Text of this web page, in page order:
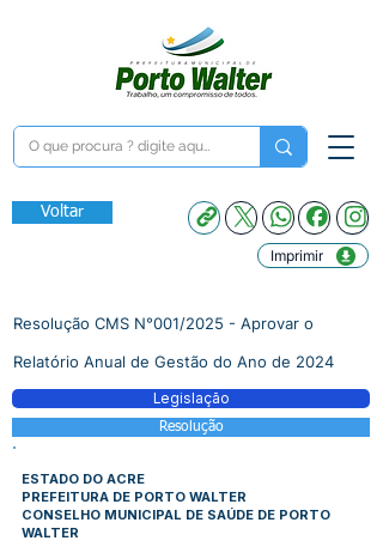
Voltar
Imprimir
Resolução CMS N°001/2025 - Aprovar o
Relatório Anual de Gestão do Ano de 2024
Legislação
Resolução
ESTADO DO ACRE
PREFEITURA DE PORTO WALTER
CONSELHO MUNICIPAL DE SAÚDE DE PORTO
WALTER